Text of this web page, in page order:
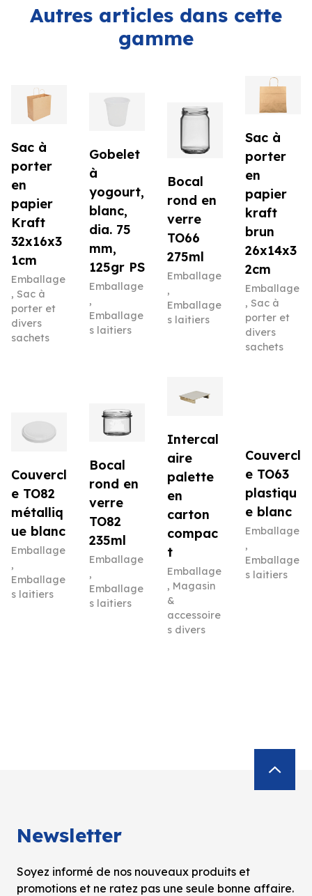
Autres articles dans cette
gamme
Sac à
porter
en
papier
Kraft
32x16x3
1cm
Emballage
, Sac à
porter et
divers
sachets
Gobelet
à
yogourt,
blanc,
dia. 75
mm,
125gr PS
Emballage
,
Emballage
s laitiers
Bocal
rond en
verre
TO66
275ml
Emballage
,
Emballage
s laitiers
Sac à
porter
en
papier
kraft
brun
26x14x3
2cm
Emballage
, Sac à
porter et
divers
sachets
Couvercl
e TO82
métalliq
ue blanc
Emballage
,
Emballage
s laitiers
Bocal
rond en
verre
TO82
235ml
Emballage
,
Emballage
s laitiers
Intercal
aire
palette
en
carton
compac
t
Emballage
, Magasin
&
accessoire
s divers
Couvercl
e TO63
plastiqu
e blanc
Emballage
,
Emballage
s laitiers
Newsletter
Soyez informé de nos nouveaux produits et
promotions et ne ratez pas une seule bonne affaire.